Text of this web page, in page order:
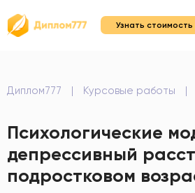
Узнать
Диплом777 | Курсовые работы |
Психологические
депрессивный
подростковом